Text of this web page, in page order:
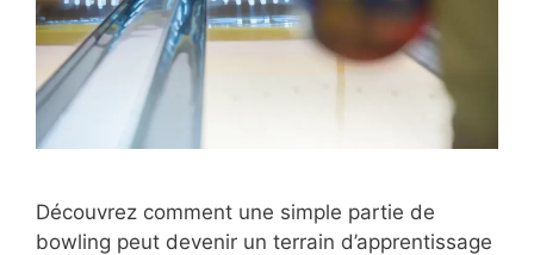
Découvrez comment une simple partie de
bowling peut devenir un terrain d’apprentissage